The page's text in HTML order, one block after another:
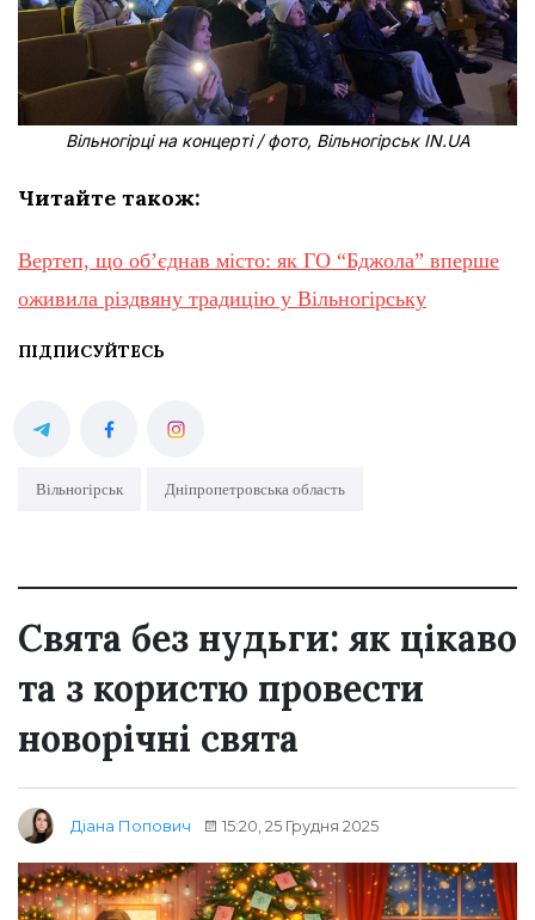
Вільногірці на концерті / фото, Вільногірськ IN.UA
Читайте також:
Вертеп, що об’єднав місто: як ГО “Бджола” вперше
оживила різдвяну традицію у Вільногірську
ПІДПИСУЙТЕСЬ
Вільногірськ Дніпропетровська область
Свята без нудьги: як цікаво
та з користю провести
новорічні свята
Діана Попович 15:20, 25 Грудня 2025